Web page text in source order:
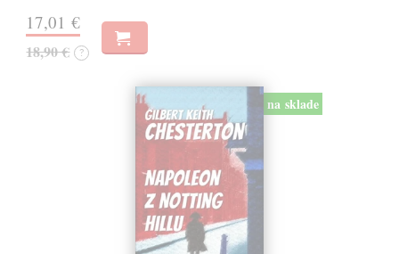
17,01 €
18,90 € ?
na sklade